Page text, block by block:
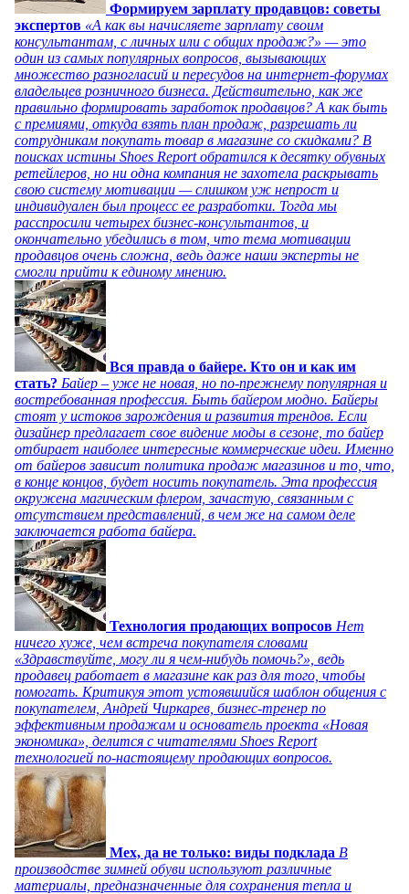
Формируем зарплату продавцов: советы
экспертов «А как вы начисляете зарплату своим
консультантам, с личных или с общих продаж?» — это
один из самых популярных вопросов, вызывающих
множество разногласий и пересудов на интернет-форумах
владельцев розничного бизнеса. Действительно, как же
правильно формировать заработок продавцов? А как быть
с премиями, откуда взять план продаж, разрешать ли
сотрудникам покупать товар в магазине со скидками? В
поисках истины Shoes Report обратился к десятку обувных
ретейлеров, но ни одна компания не захотела раскрывать
свою систему мотивации — слишком уж непрост и
индивидуален был процесс ее разработки. Тогда мы
расспросили четырех бизнес-консультантов, и
окончательно убедились в том, что тема мотивации
продавцов очень сложна, ведь даже наши эксперты не
смогли прийти к единому мнению.
Вся правда о байере. Кто он и как им
стать? Байер – уже не новая, но по-прежнему популярная и
востребованная профессия. Быть байером модно. Байеры
стоят у истоков зарождения и развития трендов. Если
дизайнер предлагает свое видение моды в сезоне, то байер
отбирает наиболее интересные коммерческие идеи. Именно
от байеров зависит политика продаж магазинов и то, что,
в конце концов, будет носить покупатель. Эта профессия
окружена магическим флером, зачастую, связанным с
отсутствием представлений, в чем же на самом деле
заключается работа байера.
Технология продающих вопросов Нет
ничего хуже, чем встреча покупателя словами
«Здравствуйте, могу ли я чем-нибудь помочь?», ведь
продавец работает в магазине как раз для того, чтобы
помогать. Критикуя этот устоявшийся шаблон общения с
покупателем, Андрей Чиркарев, бизнес-тренер по
эффективным продажам и основатель проекта «Новая
экономика», делится с читателями Shoes Report
технологией по-настоящему продающих вопросов.
Мех, да не только: виды подклада В
производстве зимней обуви используют различные
материалы, предназначенные для сохранения тепла и